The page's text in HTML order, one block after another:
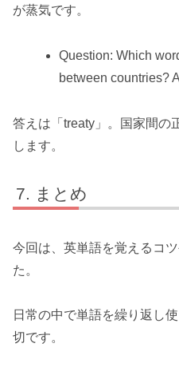
が蒸気です。
Question: Which
between countries?
答えは「treaty」。国家間の
します。
まとめ
今回は、英単語を覚えるコ
た。
日常の中で単語を繰り返し
切です。